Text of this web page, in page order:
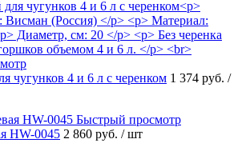
чугунков 4 и 6 л с черенком 1 374 руб. /
Быстрый просмотр
HW-0045 2 860 руб. / шт